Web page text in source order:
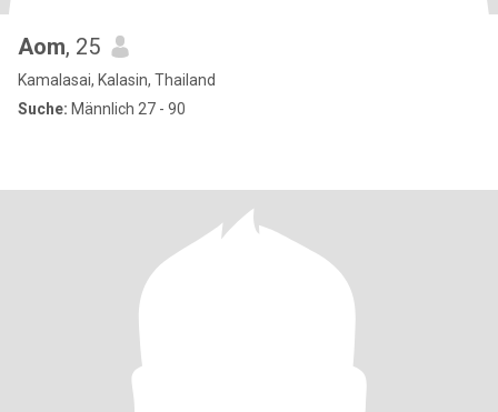
Aom, 25
Kamalasai, Kalasin, Thailand
Suche: Männlich 27 - 90